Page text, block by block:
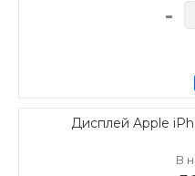
-
Дисплей Apple
В